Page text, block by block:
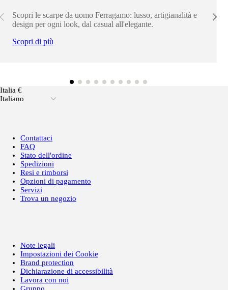
Scopri le scarpe da uomo Ferragamo: lusso, artigianalità e
design per ogni look, dal casual all'elegante.
Scopri di più
Italia €
Italiano
Contattaci
FAQ
Stato dell'ordine
Spedizioni
Resi e rimborsi
Opzioni di pagamento
Servizi
Trova un negozio
Note legali
Impostazioni dei Cookie
Brand protection
Dichiarazione di accessibilità
Lavora con noi
Gruppo